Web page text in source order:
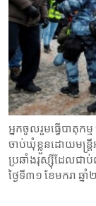
EUROPE
MIDDLE EAST
AID AND
DEMOCRACY
ECONOMY
IDEALS AND
FOLLOW US
អ្នកចូលរួម​ធ្វើ​បាតុក
ចាប់ឃុំខ្លួន​ដោយ​មន្រ្តី​
ប្រឆាំង​រុស្ស៊ី​ដែល​ជាប់​
ថ្ងៃទី៣១ ខែមករា ឆ្ន